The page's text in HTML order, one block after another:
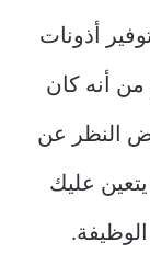
أذونات
من أنه كان
النظر عن
يتعين عليك